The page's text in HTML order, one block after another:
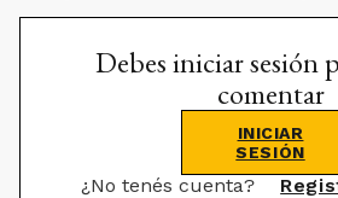
Debes iniciar sesión
comentar
INICIAR
SESIÓN
¿No tenés cuenta?